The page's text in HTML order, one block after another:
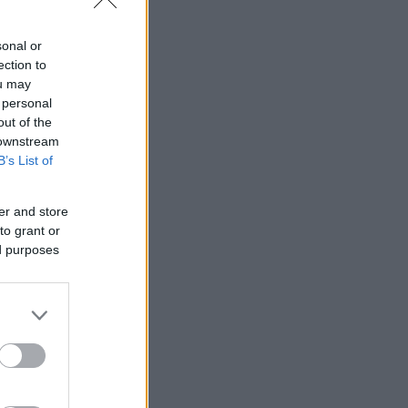
or
to
may
of the
List of
and store
grant or
purposes